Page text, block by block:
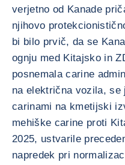
verjetno od Kanade
njihovo
bi bilo prvič, da se
ognju med Kitajsko in
posnemala carine
na električna vozila,
carinami na kmetijski
mehiške carine proti
2025, ustvarile
napredek pri